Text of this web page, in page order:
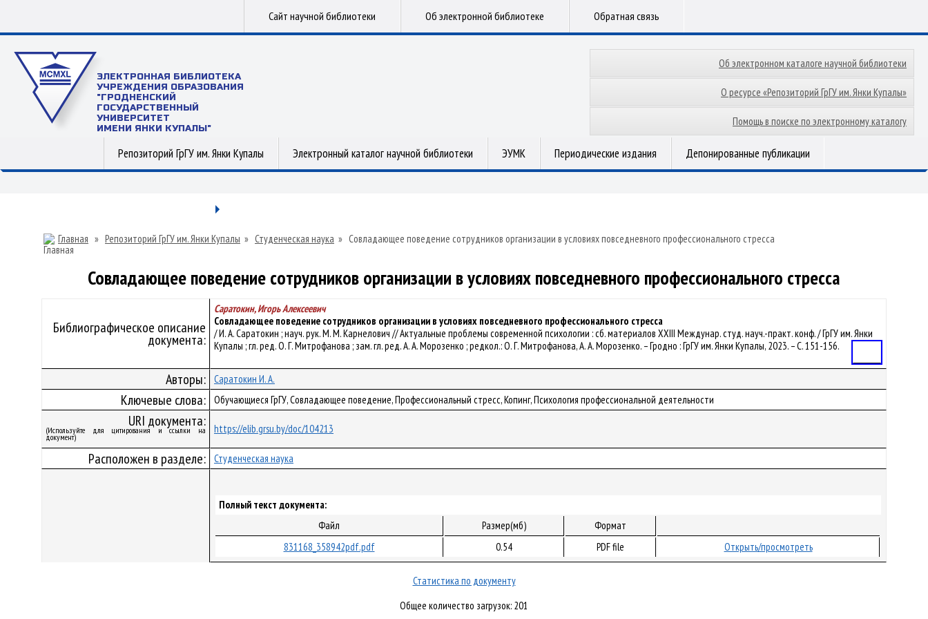
Сайт научной библиотеки Об электронной библиотеке Обратная связь
ЭЛЕКТРОННАЯ БИБЛИОТЕКА
УЧРЕЖДЕНИЯ ОБРАЗОВАНИЯ
"ГРОДНЕНСКИЙ
ГОСУДАРСТВЕННЫЙ
УНИВЕРСИТЕТ
ИМЕНИ ЯНКИ КУПАЛЫ"
Об электронном каталоге научной библиотеки
О ресурсе «Репозиторий ГрГУ им. Янки Купалы»
Помощь в поиске по электронному каталогу
Репозиторий ГрГУ им. Янки Купалы Электронный каталог научной библиотеки ЭУМК Периодические издания Депонированные публикации
Главная » Репозиторий ГрГУ им. Янки Купалы » Студенческая наука » Совладающее поведение сотрудников организации в условиях повседневного профессионального стресса
Совладающее поведение сотрудников организации в условиях повседневного профессионального стресса
Библиографическое описание
документа:
Саратокин, Игорь Алексеевич
Совладающее поведение сотрудников организации в условиях повседневного профессионального стресса
/ И. А. Саратокин ; науч. рук. М. М. Карнелович // Актуальные проблемы современной психологии : сб. материалов ХХІІI Междунар. студ. науч.-практ. конф. / ГрГУ им. Янки
Купалы ; гл. ред. О. Г. Митрофанова ; зам. гл. ред. А. А. Морозенко ; редкол.: О. Г. Митрофанова, А. А. Морозенко. – Гродно : ГрГУ им. Янки Купалы, 2023. – С. 151-156.
Авторы: Саратокин И. А.
Ключевые слова: Обучающиеся ГрГУ, Совладающее поведение, Профессиональный стресс, Копинг, Психология профессиональной деятельности
URI документа:
(Используйте для цитирования и ссылки на
документ)
https://elib.grsu.by/doc/104213
Расположен в разделе: Студенческая наука
Полный текст документа:
Файл
Размер(мб)
Формат
831168_358942pdf.pdf
0.54 PDF file Открыть/просмотреть
Статистика по документу
Общее количество загрузок: 201